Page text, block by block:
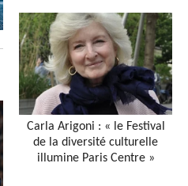
Carla Arigoni : « le Festival
de la diversité culturelle
illumine Paris Centre »